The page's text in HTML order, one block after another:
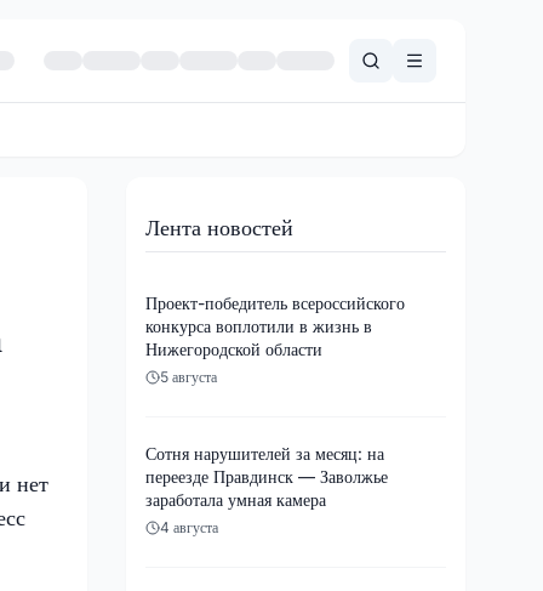
нет
Лента новостей
Проект-победитель всероссийского
конкурса воплотили в жизнь в
Нижегородской области
5 августа
Сотня нарушителей за месяц: на
переезде Правдинск — Заволжье
заработала умная камера
4 августа